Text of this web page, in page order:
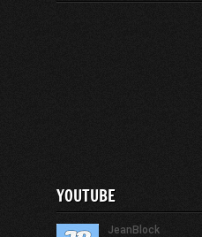
YOUTUBE